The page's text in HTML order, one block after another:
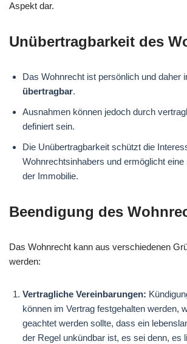
Aspekt dar.
Unübertragbarkeit des
Das Wohnrecht ist persönlich und daher
übertragbar.
Ausnahmen können jedoch durch
definiert sein.
Die Unübertragbarkeit schützt die
Wohnrechtsinhabers und ermöglicht
der Immobilie.
Beendigung des
Das Wohnrecht kann aus verschiedenen
werden:
Vertragliche Vereinbarungen:
können im Vertrag festgehalten werden,
geachtet werden sollte, dass ein
der Regel unkündbar ist, es sei denn, es